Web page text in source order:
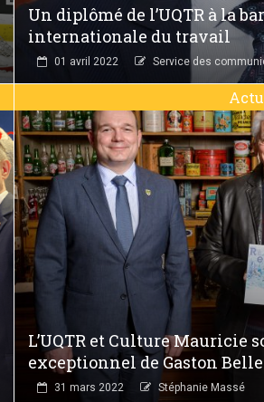
Un diplômé de l’UQTR à la
internationale du travail
01 avril 2022 Service des
L’UQTR et Culture Mauricie
exceptionnel de Gaston
31 mars 2022 Stéphanie Massé